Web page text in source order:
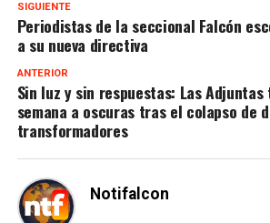
SIGUIENTE
Periodistas de la seccional Falcón
a su nueva directiva
ANTERIOR
Sin luz y sin respuestas: Las
semana a oscuras tras el colapso de
transformadores
Notifalcon